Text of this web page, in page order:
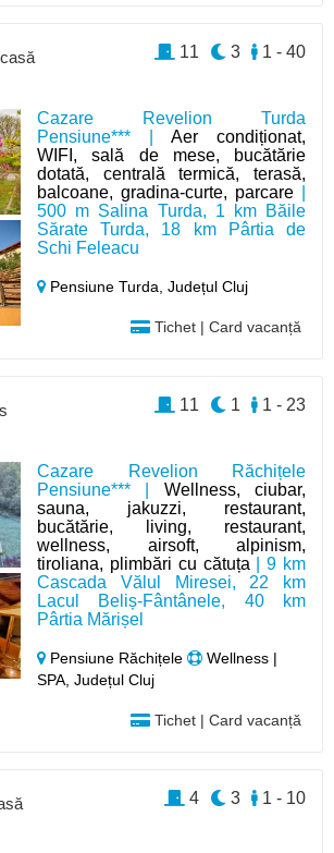
Cazare Revelion Turda
Pensiune*** |Aer condiționat,
WIFI, sală de mese, bucătărie
dotată, centrală termică, terasă,
balcoane, gradina-curte, parcare
500 m Salina Turda, 1 km Băile
Sărate Turda, 18 km Pârtia de
Schi Feleacu
Pensiune Turda,Județul Cluj
Tichet | Card vacanță
1 - 40
3
11
Cazare Revelion Răchițele
Pensiune*** | Wellness, ciubar,
sauna, jakuzzi, restaurant,
bucătărie, living, restaurant,
wellness, airsoft, alpinism,
tiroliana, plimbări cu cătuța | 9 km
Cascada Vălul Miresei, 22 km
Lacul Beliș-Fântânele, 40 km
Pârtia Mărișel
Pensiune Răchițele
Wellness |
SPA, Județul Cluj
Tichet | Card vacanță
1 - 23
1
11
1 - 10
3
4